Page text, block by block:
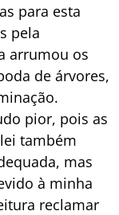
para esta
pela
arrumou os
de árvores,
pior, pois as
também
mas
à minha
reclamar